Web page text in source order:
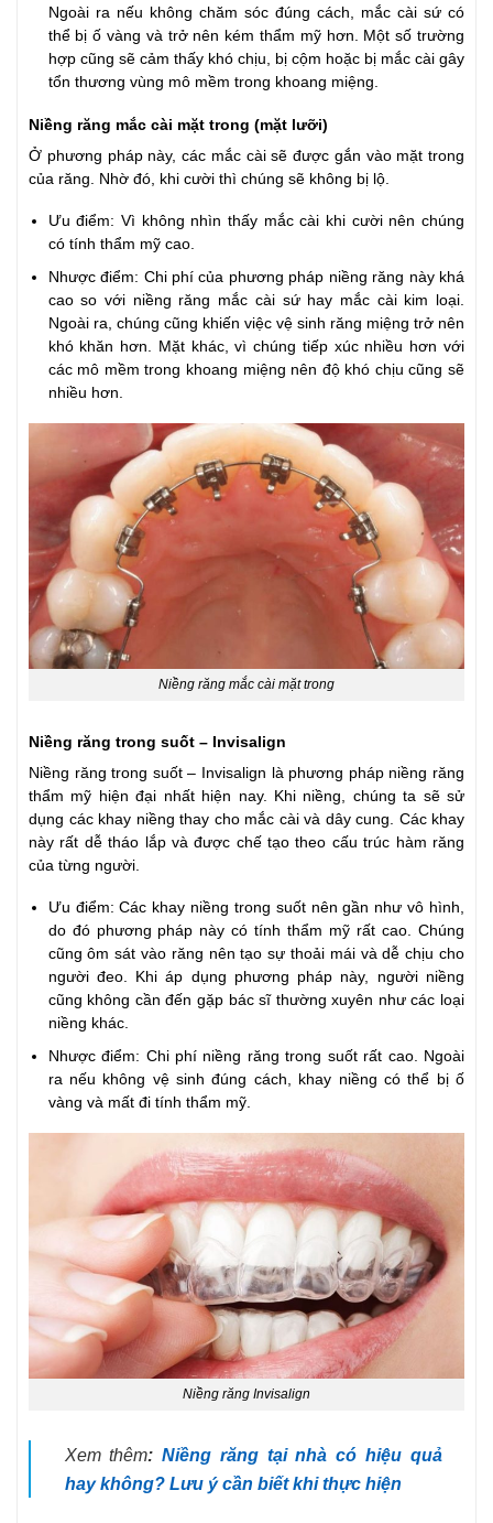
Ngoài ra nếu không chăm sóc đúng cách, mắc cài sứ có
thể bị ố vàng và trở nên kém thẩm mỹ hơn. Một số trường
hợp cũng sẽ cảm thấy khó chịu, bị cộm hoặc bị mắc cài gây
tổn thương vùng mô mềm trong khoang miệng.
Niềng răng mắc cài mặt trong (mặt lưỡi)
Ở phương pháp này, các mắc cài sẽ được gắn vào mặt trong
của răng. Nhờ đó, khi cười thì chúng sẽ không bị lộ.
Ưu điểm: Vì không nhìn thấy mắc cài khi cười nên chúng
có tính thẩm mỹ cao.
Nhược điểm: Chi phí của phương pháp niềng răng này khá
cao so với niềng răng mắc cài sứ hay mắc cài kim loại.
Ngoài ra, chúng cũng khiến việc vệ sinh răng miệng trở nên
khó khăn hơn. Mặt khác, vì chúng tiếp xúc nhiều hơn với
các mô mềm trong khoang miệng nên độ khó chịu cũng sẽ
nhiều hơn.
Niềng răng mắc cài mặt trong
Niềng răng trong suốt – Invisalign
Niềng răng trong suốt – Invisalign là phương pháp niềng răng
thẩm mỹ hiện đại nhất hiện nay. Khi niềng, chúng ta sẽ sử
dụng các khay niềng thay cho mắc cài và dây cung. Các khay
này rất dễ tháo lắp và được chế tạo theo cấu trúc hàm răng
của từng người.
Ưu điểm: Các khay niềng trong suốt nên gần như vô hình,
do đó phương pháp này có tính thẩm mỹ rất cao. Chúng
cũng ôm sát vào răng nên tạo sự thoải mái và dễ chịu cho
người đeo. Khi áp dụng phương pháp này, người niềng
cũng không cần đến gặp bác sĩ thường xuyên như các loại
niềng khác.
Nhược điểm: Chi phí niềng răng trong suốt rất cao. Ngoài
ra nếu không vệ sinh đúng cách, khay niềng có thể bị ố
vàng và mất đi tính thẩm mỹ.
Niềng răng Invisalign
Xem thêm:Niềng răng tại nhà có hiệu quả
hay không? Lưu ý cần biết khi thực hiện